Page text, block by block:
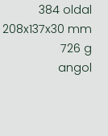
384 oldal
208x137x30 mm
726 g
angol